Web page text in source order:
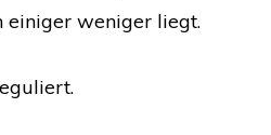
einiger weniger liegt.